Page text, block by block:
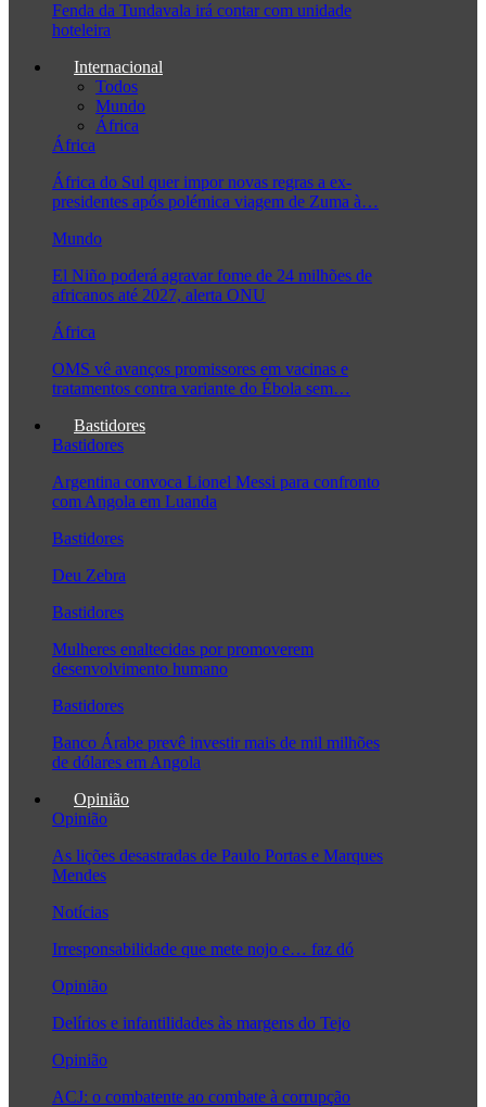
Fenda da Tundavala irá contar com unidade
hoteleira
Internacional
Todos
Mundo
África
África
África do Sul quer impor novas regras a ex-
presidentes após polémica viagem de Zuma à…
Mundo
El Niño poderá agravar fome de 24 milhões de
africanos até 2027, alerta ONU
África
OMS vê avanços promissores em vacinas e
tratamentos contra variante do Ébola sem…
Bastidores
Bastidores
Argentina convoca Lionel Messi para confronto
com Angola em Luanda
Bastidores
Deu Zebra
Bastidores
Mulheres enaltecidas por promoverem
desenvolvimento humano
Bastidores
Banco Árabe prevê investir mais de mil milhões
de dólares em Angola
Opinião
Opinião
As lições desastradas de Paulo Portas e Marques
Mendes
Notícias
Irresponsabilidade que mete nojo e… faz dó
Opinião
Delírios e infantilidades às margens do Tejo
Opinião
ACJ: o combatente ao combate à corrupção